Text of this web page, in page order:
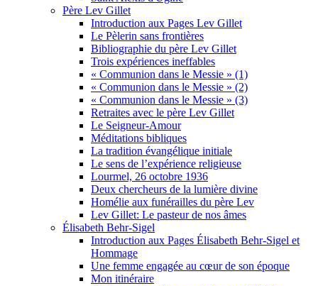
Père Lev Gillet
Introduction aux Pages Lev Gillet
Le Pèlerin sans frontières
Bibliographie du père Lev Gillet
Trois expériences ineffables
« Communion dans le Messie » (1)
« Communion dans le Messie » (2)
« Communion dans le Messie » (3)
Retraites avec le père Lev Gillet
Le Seigneur-Amour
Méditations bibliques
La tradition évangélique initiale
Le sens de l’expérience religieuse
Lourmel, 26 octobre 1936
Deux chercheurs de la lumière divine
Homélie aux funérailles du père Lev
Lev Gillet: Le pasteur de nos âmes
Élisabeth Behr-Sigel
Introduction aux Pages Élisabeth Behr-Sigel et
Hommage
Une femme engagée au cœur de son époque
Mon itinéraire